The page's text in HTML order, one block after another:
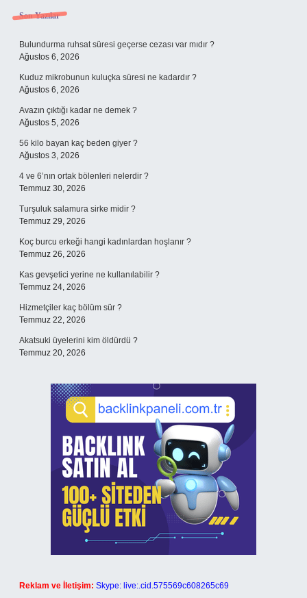
Sidebar
Son Yazılar
Bulundurma ruhsat süresi geçerse cezası var mıdır ?
Ağustos 6, 2026
Kuduz mikrobunun kuluçka süresi ne kadardır ?
Ağustos 6, 2026
Avazın çıktığı kadar ne demek ?
Ağustos 5, 2026
56 kilo bayan kaç beden giyer ?
Ağustos 3, 2026
4 ve 6’nın ortak bölenleri nelerdir ?
Temmuz 30, 2026
Turşuluk salamura sirke midir ?
Temmuz 29, 2026
Koç burcu erkeği hangi kadınlardan hoşlanır ?
Temmuz 26, 2026
Kas gevşetici yerine ne kullanılabilir ?
Temmuz 24, 2026
Hizmetçiler kaç bölüm sür ?
Temmuz 22, 2026
Akatsuki üyelerini kim öldürdü ?
Temmuz 20, 2026
Reklam ve İletişim: Skype: live:.cid.575569c608265c69